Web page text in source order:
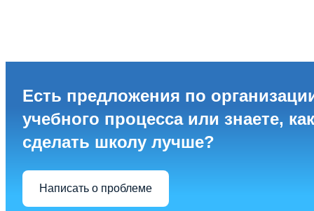
Есть предложения по
учебного процесса или знаете, как
сделать школу лучше?
Написать о проблеме